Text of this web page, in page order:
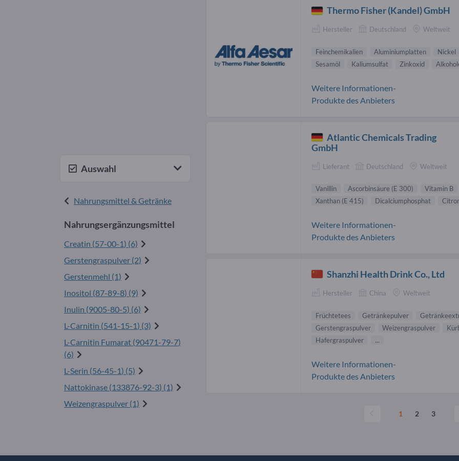
Auswahl
Nahrungsmittel & Getränke
Nahrungsergänzungsmittel
Creatin (57-00-1) (6)
Gerstengraspulver (2)
Gerstenmehl (1)
Inositol (87-89-8) (9)
Inulin (9005-80-5) (6)
L-Carnitin (541-15-1) (3)
L-Carnitin Fumarat (90471-79-7)
(6)
L-Serin (56-45-1) (5)
Nattokinase (133876-92-3) (1)
Weizengraspulver (1)
Thermo Fisher (Kandel) GmbH
Hersteller Deutschland Weltweit
Feinchemikalien Aluminiumplatten Nickel
Sesamöl
Kaliumsulfat Zinkoxid
Weitere Informationen-
Produkte des Anbieters
Atlantic Chemicals Trading
GmbH
Lieferant Deutschland Weltweit
Vanillin Ascorbinsäure (E 300) Vitamin B
Xanthan (E 415)
Dicalciumphosphat
Weitere Informationen-
Produkte des Anbieters
Shanzhi Health Drink Co., Ltd
Hersteller China Weltweit
Früchtetees Getränkepulver
Gerstengraspulver
Weizengraspulver
Hafergraspulver
...
Weitere Informationen-
Produkte des Anbieters
1 2 3